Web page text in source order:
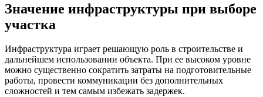
Значение инфраструктуры при выборе
участка
Инфраструктура играет решающую роль в строительстве и
дальнейшем использовании объекта. При ее высоком уровне
можно существенно сократить затраты на подготовительные
работы, провести коммуникации без дополнительных
сложностей и тем самым избежать задержек.